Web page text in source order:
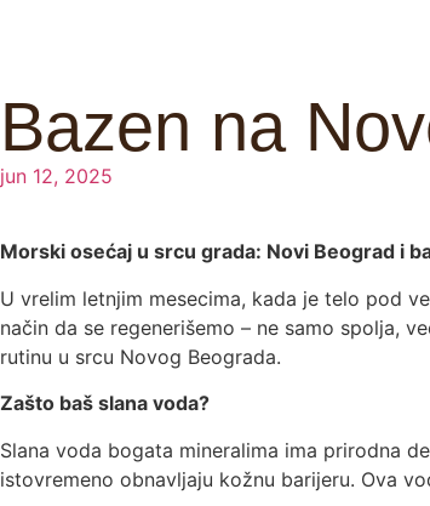
Bazen na
jun 12, 2025
Morski osećaj u srcu grada: Novi Beograd i
U vrelim letnjim mesecima, kada je telo pod
način da se regenerišemo – ne samo spolja,
rutinu u srcu Novog Beograda.
Zašto baš slana voda?
Slana voda bogata mineralima ima prirodna
istovremeno obnavljaju kožnu barijeru. Ova